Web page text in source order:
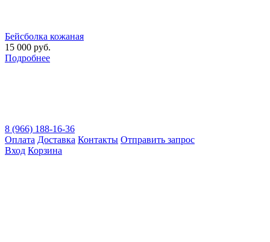
Бейсболка кожаная
15 000 руб.
Подробнее
8 (966) 188-16-36
Оплата Доставка Контакты Отправить запрос
Вход Корзина